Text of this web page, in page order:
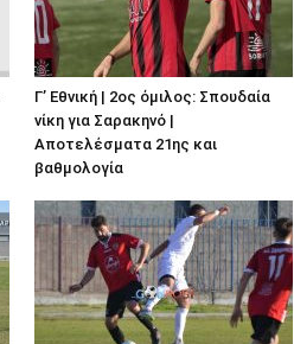
Γ’ Εθνική | 2ος όμιλος: Σπουδαία
νίκη για Σαρακηνό |
Αποτελέσματα 21ης και
βαθμολογία